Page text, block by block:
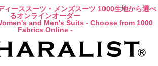
ィーススーツ・メンズスーツ 1000生地から選べ
るオンラインオーダー
and Men's Suits - Choose from 1000
Fabrics Online -